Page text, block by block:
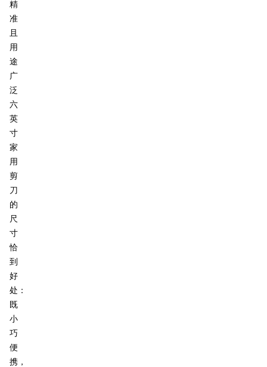
精
准
且
用
途
广
泛
六
英
寸
家
用
剪
刀
的
尺
寸
恰
到
好
处：
既
小
巧
便
携，